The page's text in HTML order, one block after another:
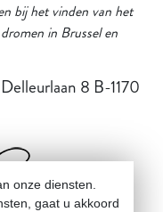
bij het vinden van het
in Brussel en
Delleurlaan 8 B-1170
onze diensten.
gaat u akkoord